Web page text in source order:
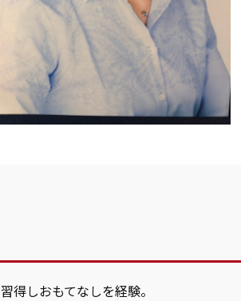
得しおもてなしを経験。